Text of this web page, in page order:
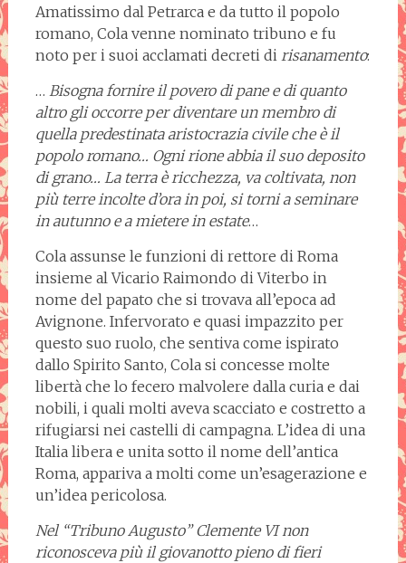
Amatissimo dal Petrarca e da tutto il popolo
romano, Cola venne nominato tribuno e fu
noto per i suoi acclamati decreti di risanamento:
… Bisogna fornire il povero di pane e di quanto
altro gli occorre per diventare un membro di
quella predestinata aristocrazia civile che è il
popolo romano… Ogni rione abbia il suo deposito
di grano… La terra è ricchezza, va coltivata, non
più terre incolte d’ora in poi, si torni a seminare
in autunno e a mietere in estate…
Cola assunse le funzioni di rettore di Roma
insieme al Vicario Raimondo di Viterbo in
nome del papato che si trovava all’epoca ad
Avignone. Infervorato e quasi impazzito per
questo suo ruolo, che sentiva come ispirato
dallo Spirito Santo, Cola si concesse molte
libertà che lo fecero malvolere dalla curia e dai
nobili, i quali molti aveva scacciato e costretto a
rifugiarsi nei castelli di campagna. L’idea di una
Italia libera e unita sotto il nome dell’antica
Roma, appariva a molti come un’esagerazione e
un’idea pericolosa.
Nel “Tribuno Augusto” Clemente VI non
riconosceva più il giovanotto pieno di fieri